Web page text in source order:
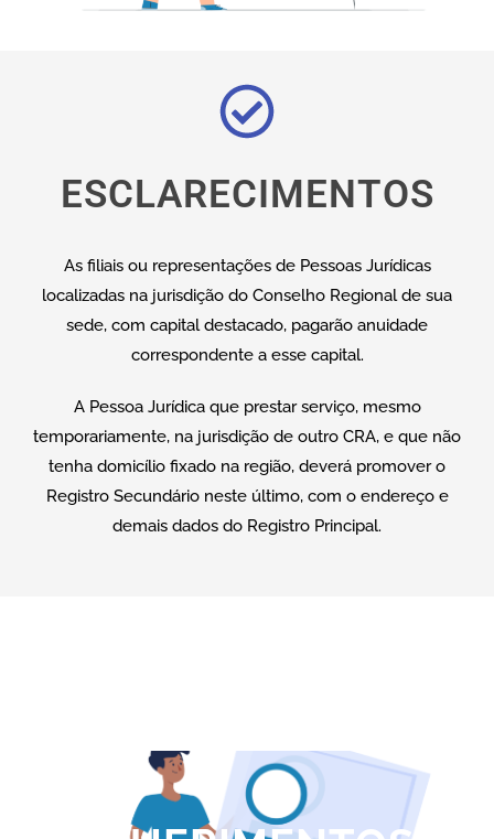
ESCLARECIMENTOS
As filiais ou representações de Pessoas Jurídicas
localizadas na jurisdição do Conselho Regional de sua
sede, com capital destacado, pagarão anuidade
correspondente a esse capital.
A Pessoa Jurídica que prestar serviço, mesmo
temporariamente, na jurisdição de outro CRA, e que não
tenha domicílio fixado na região, deverá promover o
Registro Secundário neste último, com o endereço e
demais dados do Registro Principal.